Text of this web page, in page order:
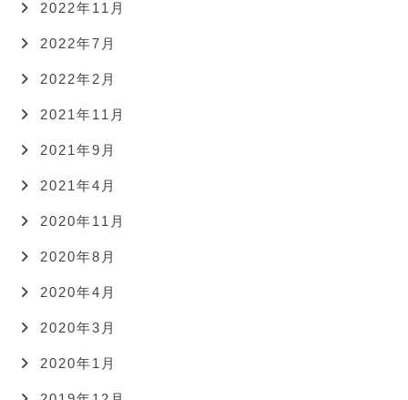
2022年11月
2022年7月
2022年2月
2021年11月
2021年9月
2021年4月
2020年11月
2020年8月
2020年4月
2020年3月
2020年1月